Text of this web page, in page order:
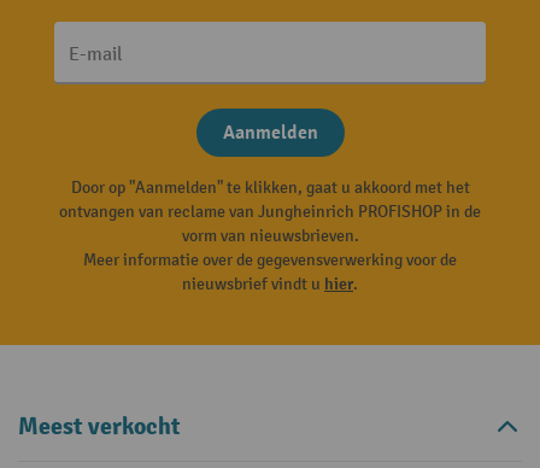
E-mail
Aanmelden
Door op "Aanmelden" te klikken, gaat u akkoord met het
ontvangen van reclame van Jungheinrich PROFISHOP in de
vorm van nieuwsbrieven.
Meer informatie over de gegevensverwerking voor de
nieuwsbrief vindt u hier.
Meest verkocht